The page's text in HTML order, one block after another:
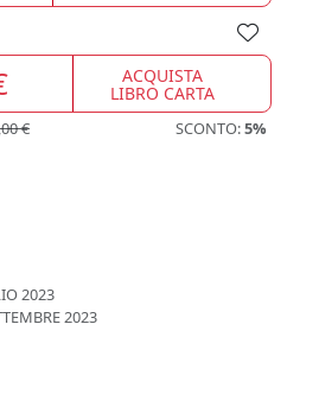
ACQUISTA
LIBRO CARTA
€ SCONTO:5%
2023
2023